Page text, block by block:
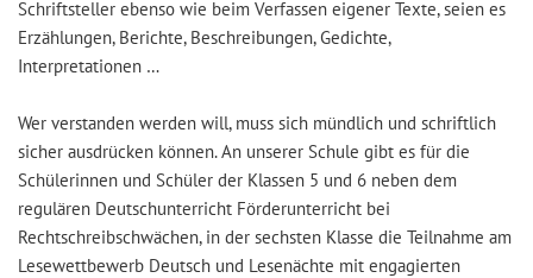
Schriftsteller ebenso wie beim Verfassen eigener Texte, seien es
Erzählungen, Berichte, Beschreibungen, Gedichte,
Interpretationen …
Wer verstanden werden will, muss sich mündlich und schriftlich
sicher ausdrücken können. An unserer Schule gibt es für die
Schülerinnen und Schüler der Klassen 5 und 6 neben dem
regulären Deutschunterricht Förderunterricht bei
Rechtschreibschwächen, in der sechsten Klasse die Teilnahme am
Lesewettbewerb Deutsch und Lesenächte mit engagierten